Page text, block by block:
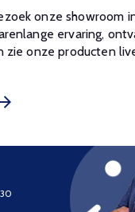
onze showroom
ervaring,
zie onze producten